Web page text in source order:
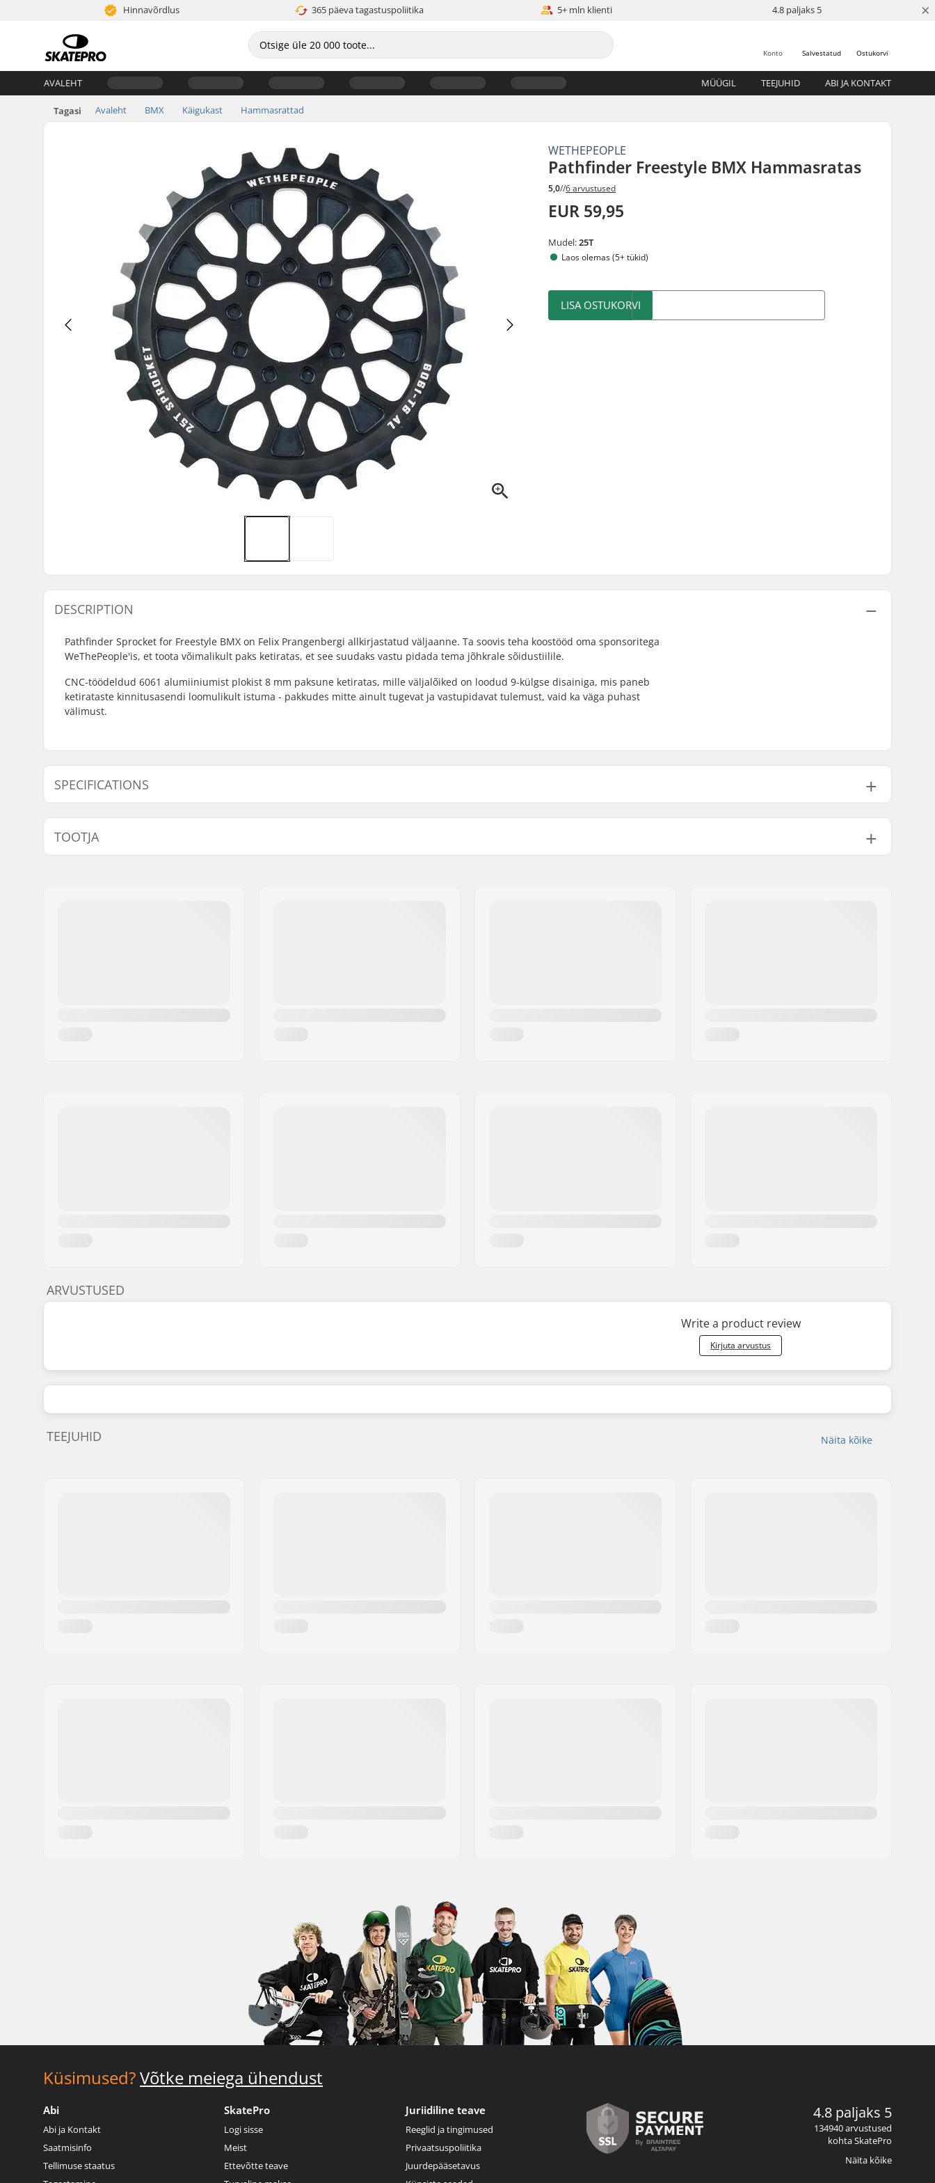
Hinnavõrdlus 365 päeva tagastuspoliitika 5+ mln klienti 4.8 paljaks 5 ×
Ostukorvi
Salvestatud
Konto
AVALEHT MÜÜGIL TEEJUHID ABI JA KONTAKT
Tagasi Avaleht BMX Käigukast Hammasrattad
WETHEPEOPLE
Pathfinder Freestyle BMX Hammasratas
5,0//6 arvustused
EUR 59,95
Mudel:25T
Laos olemas (5+ tükid)
LISA OSTUKORVI
DESCRIPTION
Pathfinder Sprocket for Freestyle BMX on Felix Prangenbergi allkirjastatud väljaanne. Ta soovis teha koostööd oma sponsoritega
WeThePeople'is, et toota võimalikult paks ketiratas, et see suudaks vastu pidada tema jõhkrale sõidustiilile.
CNC-töödeldud 6061 alumiiniumist plokist 8 mm paksune ketiratas, mille väljalõiked on loodud 9-külgse disainiga, mis paneb
ketirataste kinnitusasendi loomulikult istuma - pakkudes mitte ainult tugevat ja vastupidavat tulemust, vaid ka väga puhast
välimust.
SPECIFICATIONS
Hammaste arv:
25T
Hammasratta paigaldamine:
Spline Drive
Kaal:
104g
TOOTJA
ARVUSTUSED
Write a product review
Kirjuta arvustus
Näita kõike
TEEJUHID
Küsimused?Võtke meiega ühendust
Abi
Abi ja Kontakt
Saatmisinfo
Tellimuse staatus
SkatePro
Logi sisse
Meist
Ettevõtte teave
Juriidiline teave
Reeglid ja tingimused
Privaatsuspoliitika
Juurdepääsetavus
4.8 paljaks 5
134940 arvustused
kohta SkatePro
Näita kõike